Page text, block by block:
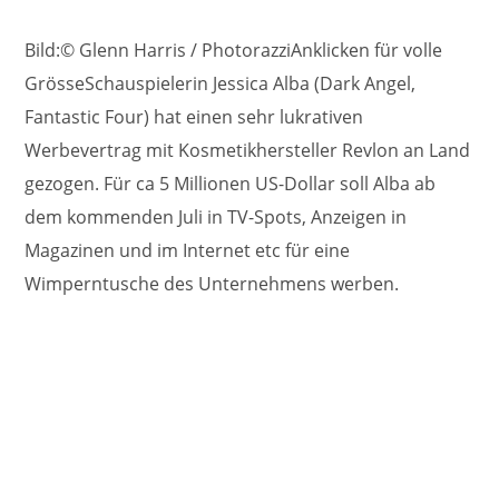
Bild:© Glenn Harris / PhotorazziAnklicken für volle
GrösseSchauspielerin Jessica Alba (Dark Angel,
Fantastic Four) hat einen sehr lukrativen
Werbevertrag mit Kosmetikhersteller Revlon an Land
gezogen. Für ca 5 Millionen US-Dollar soll Alba ab
dem kommenden Juli in TV-Spots, Anzeigen in
Magazinen und im Internet etc für eine
Wimperntusche des Unternehmens werben.